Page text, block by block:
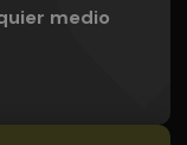
medio